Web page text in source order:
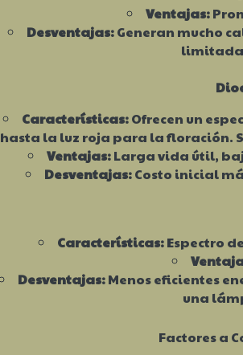
Ventajas:
Desventajas:Generan mucho
Características:Ofrecen un
hasta la luz roja para la floración.
Ventajas:Larga vida útil,
Desventajas:Costo inicial
Características:Espectro
Desventajas:Menos eficientes
una
Factores a